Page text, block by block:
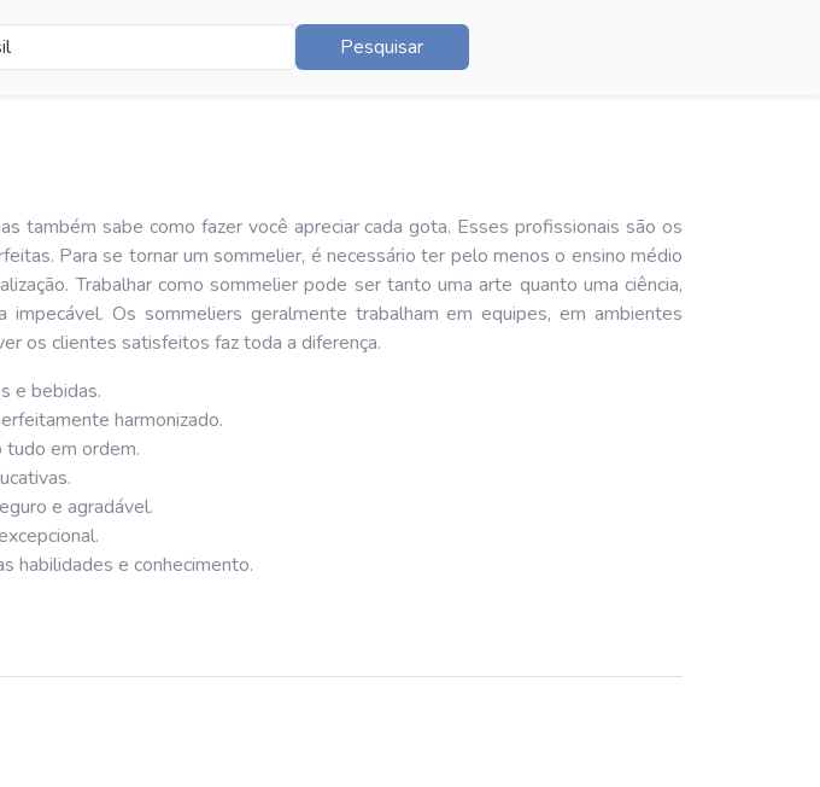
Pesquisar
também sabe como fazer você apreciar cada gota. Esses profissionais são os
Para se tornar um sommelier, é necessário ter pelo menos o ensino médio
Trabalhar como sommelier pode ser tanto uma arte quanto uma ciência,
Os sommeliers geralmente trabalham em equipes, em ambientes
os clientes satisfeitos faz toda a diferença.
e bebidas.
harmonizado.
tudo em ordem.
e agradável.
habilidades e conhecimento.